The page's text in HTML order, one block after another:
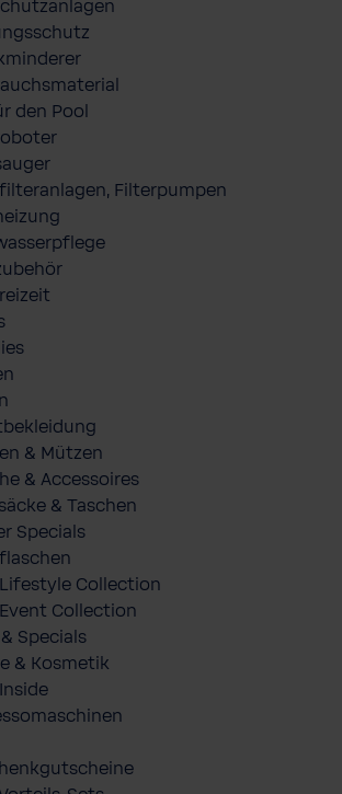
den Pool
Filterpumpen
& Mützen
& Accessoires
& Taschen
Specials
Lifestyle Collection
Collection
Specials
& Kosmetik